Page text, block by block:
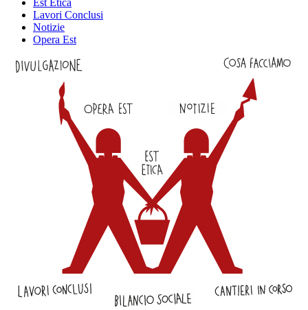
Est Etica
Lavori Conclusi
Notizie
Opera Est